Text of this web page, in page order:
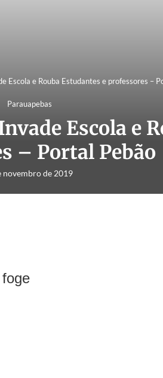
Escola e Rouba Estudantes e professores –
Parauapebas
Escola e
– Portal Pebão
novembro de 2019